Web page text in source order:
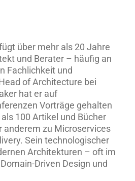
über mehr als 20 Jahre
und Berater – häufig an
Fachlichkeit und
of Architecture bei
hat er auf
Vorträge gehalten
100 Artikel und Bücher
zu Microservices
Sein technologischer
Architekturen – oft im
Driven Design und